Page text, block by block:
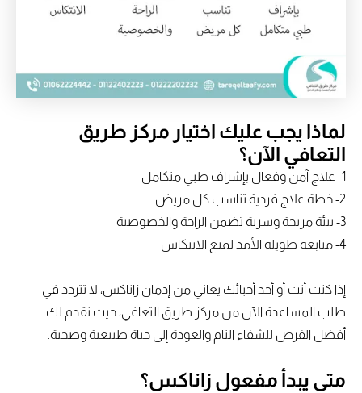
لماذا يجب عليك اختيار مركز طريق
التعافي الآن؟
إذا كنت أنت أو أحد أحبائك يعاني من إدمان زاناكس، لا تتردد في
طلب المساعدة الآن من مركز طريق التعافي، حيث نقدم لك
أفضل الفرص للشفاء التام والعودة إلى حياة طبيعية وصحية.
متى يبدأ مفعول زاناكس؟